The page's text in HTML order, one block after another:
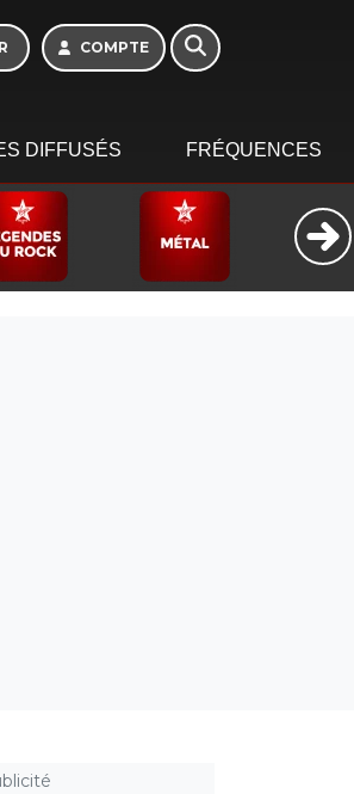
COMPTE
DIFFUSÉS FRÉQUENCES